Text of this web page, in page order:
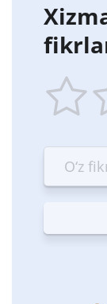
star
Terrible
—